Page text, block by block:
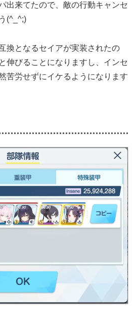
出来てたので、敵の行動キャンセ
(^_^;)
換となるセイアが実装されたの
伸びることになりますし、インセ
苦労せずにイケるようになります